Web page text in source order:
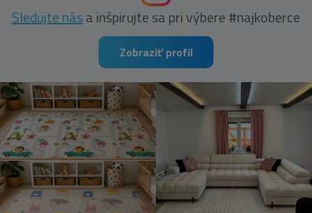
Sledujte nása inšpirujte sa pri výbere #najkoberce
Zobraziť profil